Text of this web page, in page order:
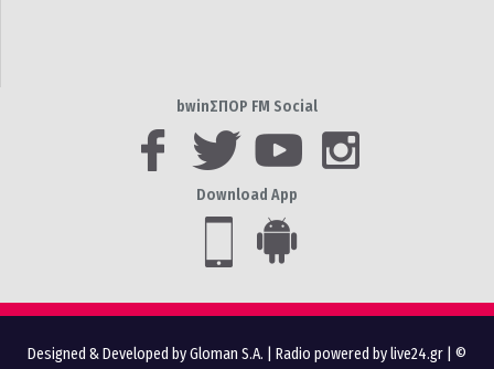
bwinΣΠΟΡ FM Social
Download App
Designed & Developed by Gloman S.A. Radio powered by live24.gr | ©